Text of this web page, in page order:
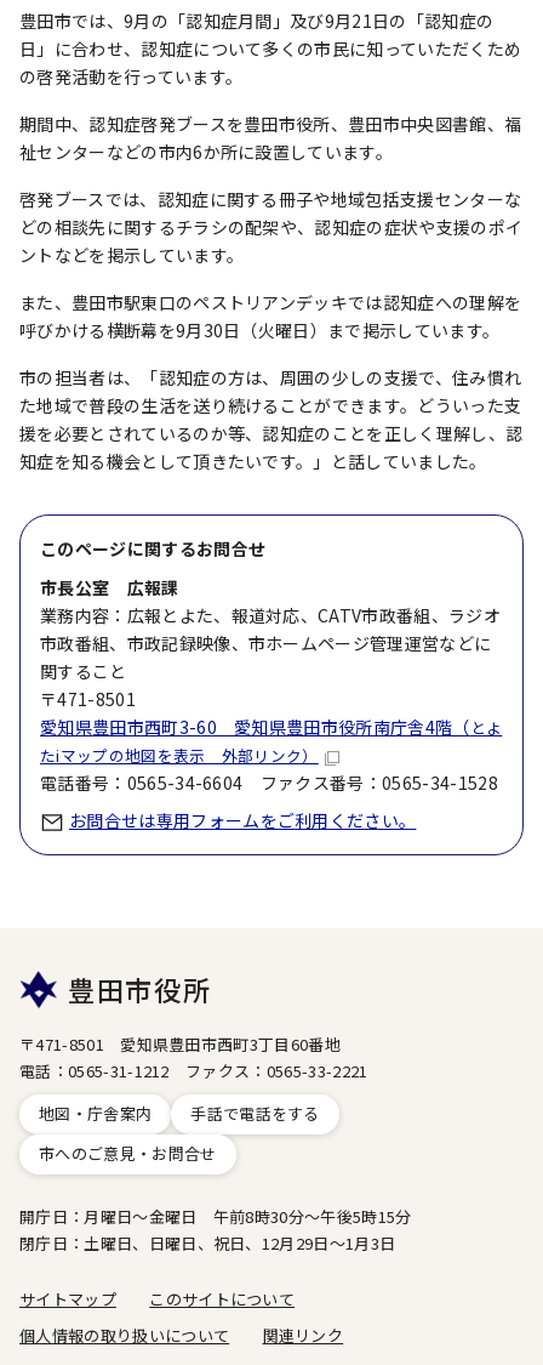
豊田市では、9月の「認知症月間」及び9月21日の「認知症の
日」に合わせ、認知症について多くの市民に知っていただくため
の啓発活動を行っています。
期間中、認知症啓発ブースを豊田市役所、豊田市中央図書館、福
祉センターなどの市内6か所に設置しています。
啓発ブースでは、認知症に関する冊子や地域包括支援センターな
どの相談先に関するチラシの配架や、認知症の症状や支援のポイ
ントなどを掲示しています。
また、豊田市駅東口のペストリアンデッキでは認知症への理解を
呼びかける横断幕を9月30日（火曜日）まで掲示しています。
市の担当者は、「認知症の方は、周囲の少しの支援で、住み慣れ
た地域で普段の生活を送り続けることができます。どういった支
援を必要とされているのか等、認知症のことを正しく理解し、認
知症を知る機会として頂きたいです。」と話していました。
このページに関するお問合せ
市長公室 広報課
業務内容：広報とよた、報道対応、CATV市政番組、ラジオ
市政番組、市政記録映像、市ホームページ管理運営などに
関すること
〒471-8501
愛知県豊田市西町3-60 愛知県豊田市役所南庁舎4階（ とよ
たiマップの地図を表示 外部リンク）
電話番号：0565-34-6604 ファクス番号：0565-34-1528
お問合せは専用フォームをご利用ください。
豊田市役所
〒471-8501 愛知県豊田市西町3丁目60番地
電話：0565-31-1212 ファクス：0565-33-2221
地図・庁舎案内
手話で電話をする
市へのご意見・お問合せ
開庁日：月曜日～金曜日 午前8時30分～午後5時15分
閉庁日：土曜日、日曜日、祝日、12月29日～1月3日
サイトマップ
このサイトについて
個人情報の取り扱いについて
関連リンク